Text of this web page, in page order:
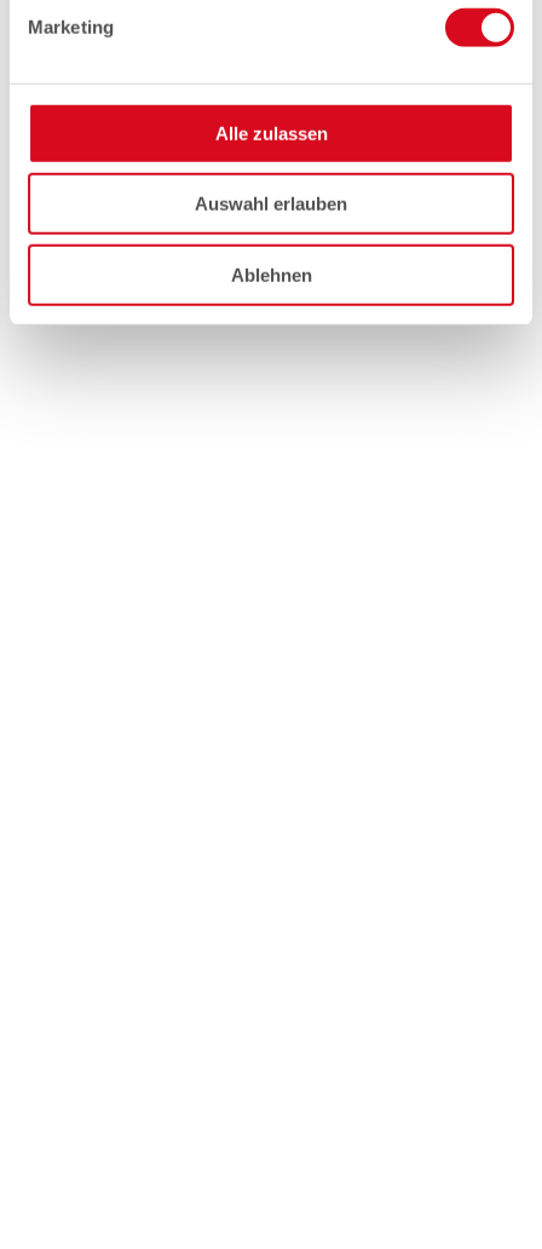
Marketing
Alle zulassen
Auswahl erlauben
Ablehnen